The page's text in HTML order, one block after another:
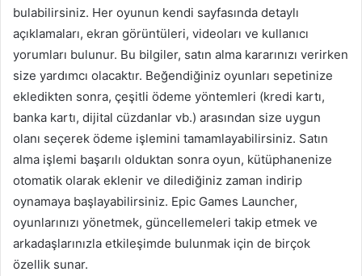
bulabilirsiniz. Her oyunun kendi sayfasında detaylı
açıklamaları, ekran görüntüleri, videoları ve kullanıcı
yorumları bulunur. Bu bilgiler, satın alma kararınızı verirken
size yardımcı olacaktır. Beğendiğiniz oyunları sepetinize
ekledikten sonra, çeşitli ödeme yöntemleri (kredi kartı,
banka kartı, dijital cüzdanlar vb.) arasından size uygun
olanı seçerek ödeme işlemini tamamlayabilirsiniz. Satın
alma işlemi başarılı olduktan sonra oyun, kütüphanenize
otomatik olarak eklenir ve dilediğiniz zaman indirip
oynamaya başlayabilirsiniz. Epic Games Launcher,
oyunlarınızı yönetmek, güncellemeleri takip etmek ve
arkadaşlarınızla etkileşimde bulunmak için de birçok
özellik sunar.